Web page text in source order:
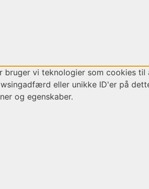
bruger vi teknologier som cookies
eller unikke ID'er på
og egenskaber.